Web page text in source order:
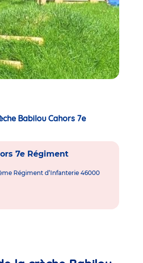
Babilou Cahors 7e
7e Régiment
Régiment d’Infanterie 46000